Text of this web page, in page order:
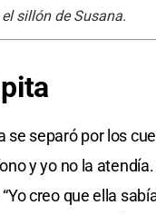
sillón de Susana.
se separó por los
y yo no la
creo que ella